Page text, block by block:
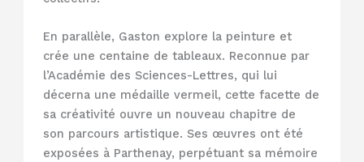
En parallèle, Gaston explore la peinture et
crée une centaine de tableaux. Reconnue par
l’Académie des Sciences-Lettres, qui lui
décerna une médaille vermeil, cette facette de
sa créativité ouvre un nouveau chapitre de
son parcours artistique. Ses œuvres ont été
exposées à Parthenay, perpétuant sa mémoire